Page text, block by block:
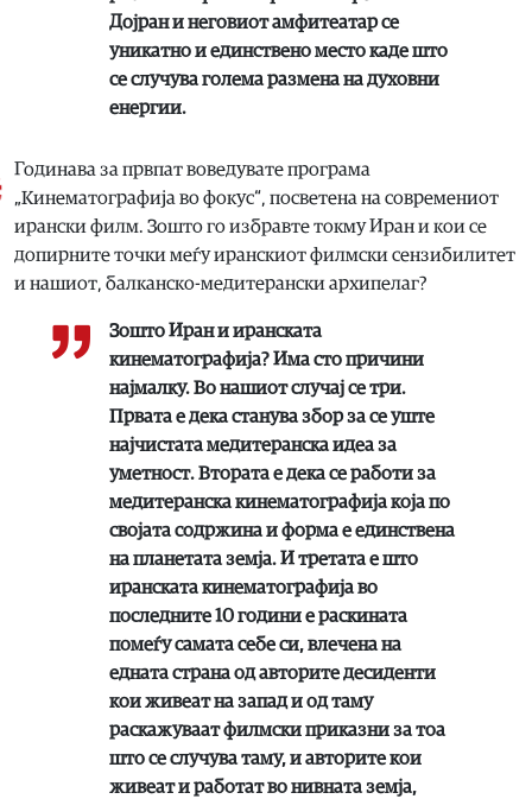
Дојран и неговиот амфитеатар се
уникатно и единствено место каде што
се случува голема размена на духовни
енергии.
Годинава за првпат воведувате програма
„Кинематографија во фокус“, посветена на современиот
ирански филм. Зошто го избравте токму Иран и кои се
допирните точки меѓу иранскиот филмски сензибилитет
и нашиот, балканско-медитерански архипелаг?
Зошто Иран и иранската
кинематографија? Има сто причини
најмалку. Во нашиот случај се три.
Првата е дека станува збор за се уште
најчистата медитеранска идеа за
уметност. Втората е дека се работи за
медитеранска кинематографија која по
својата содржина и форма е единствена
на планетата земја. И третата е што
иранската кинематографија во
последните 10 години е раскината
помеѓу самата себе си, влечена на
едната страна од авторите десиденти
кои живеат на запад и од таму
раскажуваат филмски приказни за тоа
што се случува таму, и авторите кои
живеат и работат во нивната земја,